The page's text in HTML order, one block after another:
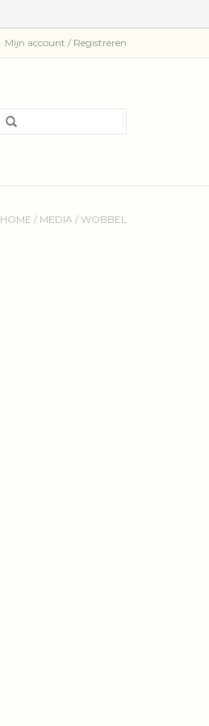
Mijn account / Registreren
HOME / MEDIA / WOBBEL